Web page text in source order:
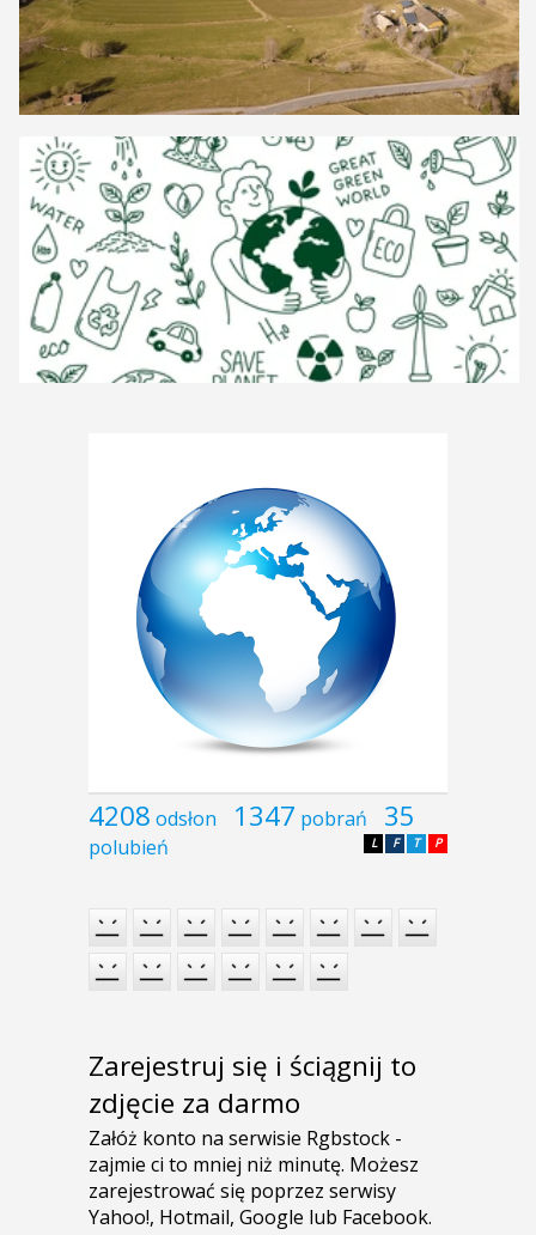
4208 odsłon 1347 pobrań 35
polubień P
T
F
L
Zarejestruj się i ściągnij to
zdjęcie za darmo